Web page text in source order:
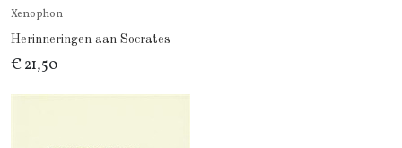
Xenophon
Herinneringen aan Socrates
€ 21,50